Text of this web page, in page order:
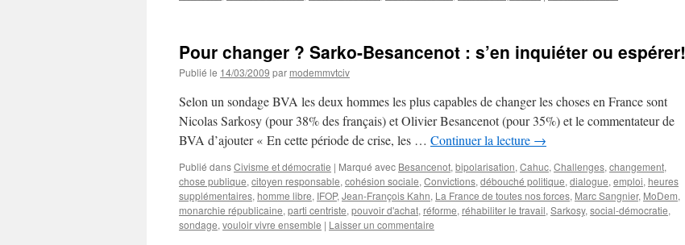
Pour changer ? Sarko-Besancenot : s’en inquiéter ou espérer!
Publié le 14/03/2009 par modemmvtciv
Selon un sondage BVA les deux hommes les plus capables de changer les choses en France sont
Nicolas Sarkosy (pour 38% des français) et Olivier Besancenot (pour 35%) et le commentateur de
BVA d’ajouter « En cette période de crise, les … Continuer la lecture →
Publié dansCivisme et démocratie | Marqué avec Besancenot, bipolarisation, Cahuc, Challenges, changement,
chose publique, citoyen responsable, cohésion sociale, Convictions, débouché politique, dialogue, emploi, heures
supplémentaires, homme libre, IFOP, Jean-François Kahn, La France de toutes nos forces, Marc Sangnier, MoDem,
monarchie républicaine, parti centriste, pouvoir d'achat, réforme, réhabiliter le travail, Sarkosy, social-démocratie,
sondage, vouloir vivre ensemble | Laisser un commentaire